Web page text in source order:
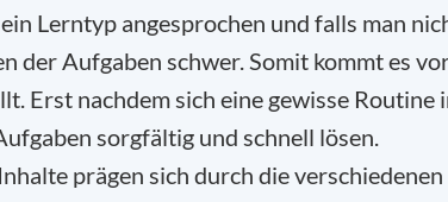
Lerntyp angesprochen und falls man
der Aufgaben schwer. Somit kommt es
Erst nachdem sich eine gewisse Routine
sorgfältig und schnell lösen.
prägen sich durch die verschiedenen